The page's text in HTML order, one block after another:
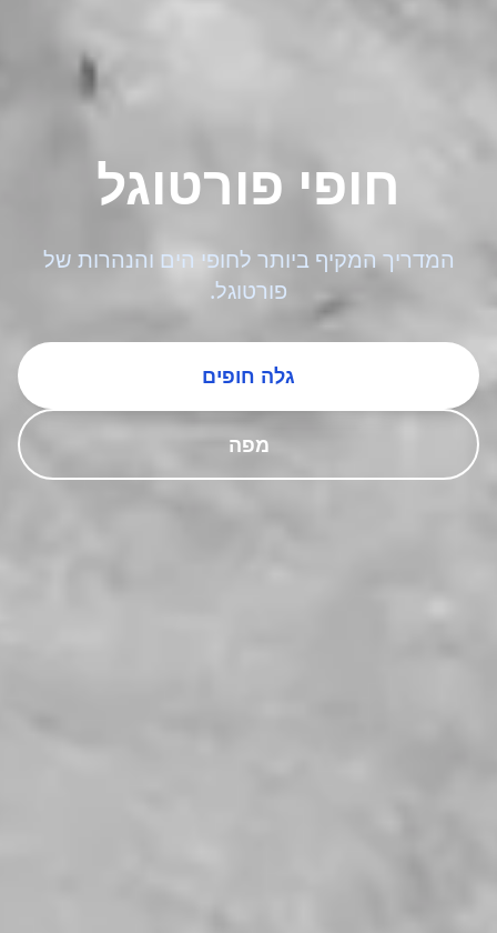
חופי פורטוגל
המדריך המקיף ביותר לחופי הים והנהרות של
פורטוגל.
גלה חופים
מפה